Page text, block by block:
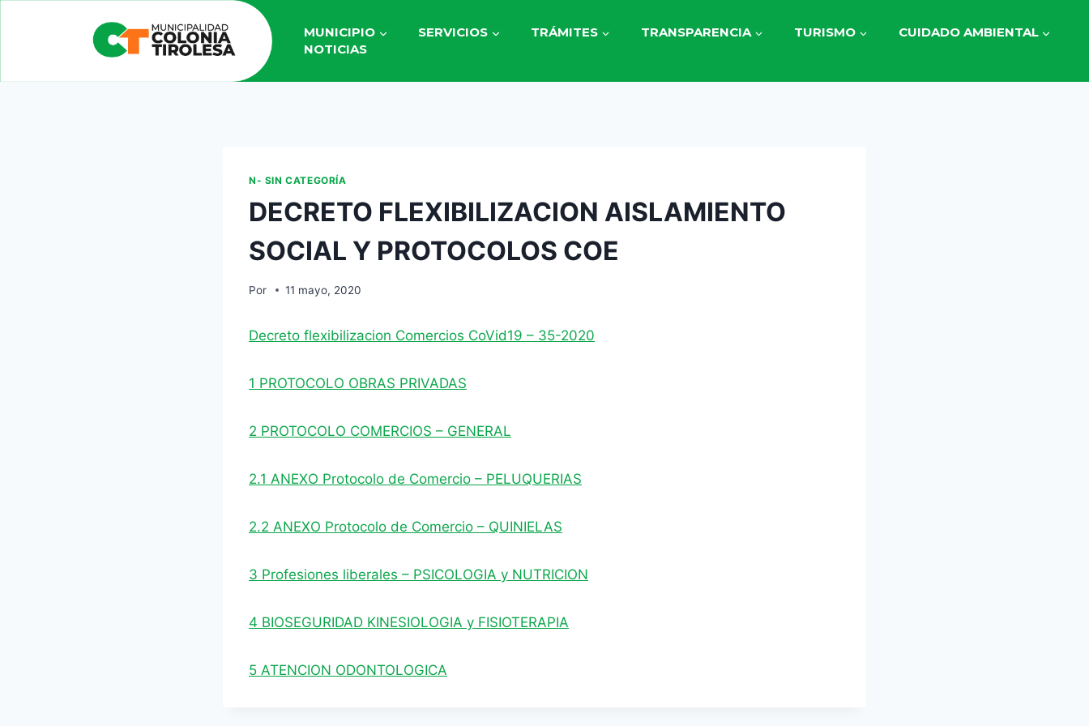
MUNICIPIO SERVICIOS TRÁMITES TRANSPARENCIA TURISMO
CUIDADO AMBIENTAL
NOTICIAS
N- SIN CATEGORÍA
DECRETO FLEXIBILIZACION AISLAMIENTO
SOCIAL Y PROTOCOLOS COE
Por 11 mayo, 2020
Decreto flexibilizacion Comercios CoVid19 – 35-2020
1 PROTOCOLO OBRAS PRIVADAS
2 PROTOCOLO COMERCIOS – GENERAL
2.1 ANEXO Protocolo de Comercio – PELUQUERIAS
2.2 ANEXO Protocolo de Comercio – QUINIELAS
3 Profesiones liberales – PSICOLOGIA y NUTRICION
4 BIOSEGURIDAD KINESIOLOGIA y FISIOTERAPIA
5 ATENCION ODONTOLOGICA